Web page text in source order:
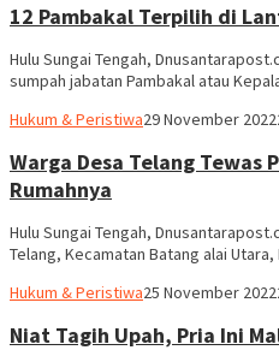
12 Pambakal Terpilih di
Hulu Sungai Tengah,
sumpah jabatan Pambakal atau
Hukum & PeristiwaHariadi
29 November 2022
Warga Desa Telang Tewas
Rumahnya
Hulu Sungai Tengah,
Telang, Kecamatan Batang alai
Hukum & PeristiwaHariadi
25 November 2022
Niat Tagih Upah, Pria Ini